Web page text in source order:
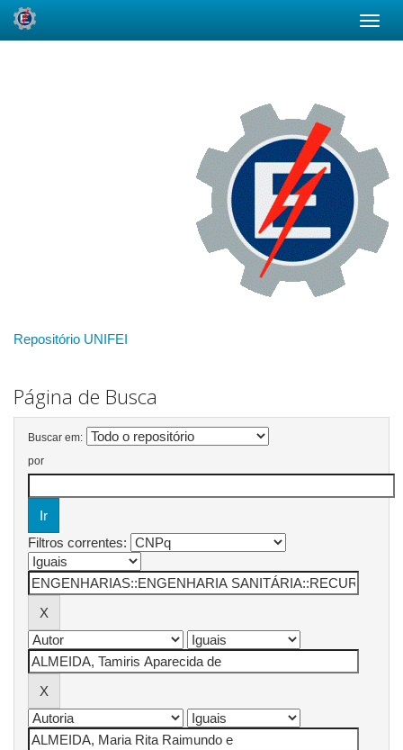
Repositório UNIFEI
Página de Busca
Buscar em:
por
Filtros correntes: